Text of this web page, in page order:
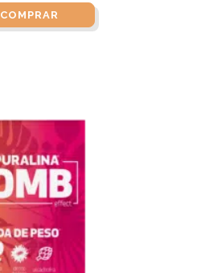
COMPRAR